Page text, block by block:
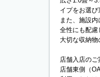
イプをお選び
また、施設
全性にも配慮
大切な収納物
店舗入店のご
店舗東側（